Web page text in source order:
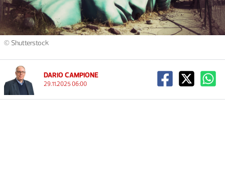
© Shutterstock
DARIO CAMPIONE
29.11.2025 06:00